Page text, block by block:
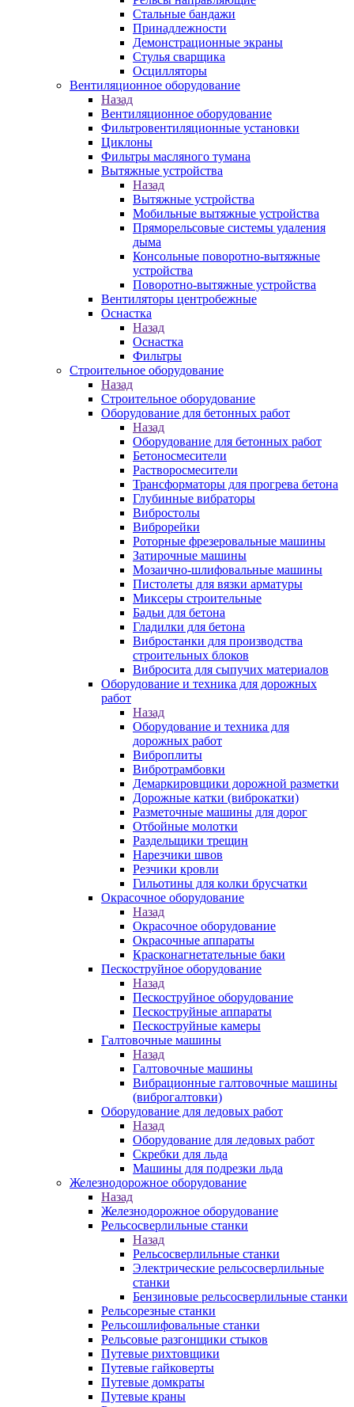
Стальные бандажи
Принадлежности
Демонстрационные экраны
Стулья сварщика
Осцилляторы
Вентиляционное оборудование
Назад
Вентиляционное оборудование
Фильтровентиляционные установки
Циклоны
Фильтры масляного тумана
Вытяжные устройства
Назад
Вытяжные устройства
Мобильные вытяжные устройства
Пряморельсовые системы удаления
дыма
Консольные поворотно-вытяжные
устройства
Поворотно-вытяжные устройства
Вентиляторы центробежные
Оснастка
Назад
Оснастка
Фильтры
Строительное оборудование
Назад
Строительное оборудование
Оборудование для бетонных работ
Назад
Оборудование для бетонных работ
Бетоносмесители
Растворосмесители
Трансформаторы для прогрева бетона
Глубинные вибраторы
Вибростолы
Виброрейки
Роторные фрезеровальные машины
Затирочные машины
Мозаично-шлифовальные машины
Пистолеты для вязки арматуры
Миксеры строительные
Бадьи для бетона
Гладилки для бетона
Вибростанки для производства
строительных блоков
Вибросита для сыпучих материалов
Оборудование и техника для дорожных
работ
Назад
Оборудование и техника для
дорожных работ
Виброплиты
Вибротрамбовки
Демаркировщики дорожной разметки
Дорожные катки (виброкатки)
Разметочные машины для дорог
Отбойные молотки
Раздельщики трещин
Нарезчики швов
Резчики кровли
Гильотины для колки брусчатки
Окрасочное оборудование
Назад
Окрасочное оборудование
Окрасочные аппараты
Красконагнетательные баки
Пескоструйное оборудование
Назад
Пескоструйное оборудование
Пескоструйные аппараты
Пескоструйные камеры
Галтовочные машины
Назад
Галтовочные машины
Вибрационные галтовочные машины
(виброгалтовки)
Оборудование для ледовых работ
Назад
Оборудование для ледовых работ
Скребки для льда
Машины для подрезки льда
Железнодорожное оборудование
Назад
Железнодорожное оборудование
Рельсосверлильные станки
Назад
Рельсосверлильные станки
Электрические рельсосверлильные
станки
Бензиновые рельсосверлильные станки
Рельсорезные станки
Рельсошлифовальные станки
Рельсовые разгонщики стыков
Путевые рихтовщики
Путевые гайковерты
Путевые домкраты
Путевые краны